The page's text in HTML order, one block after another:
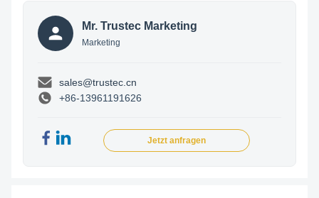
Mr. Trustec Marketing
Marketing
sales@trustec.cn
+86-13961191626
Jetzt anfragen